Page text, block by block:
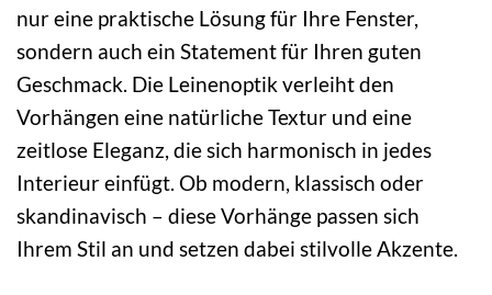
nur eine praktische Lösung für Ihre Fenster,
sondern auch ein Statement für Ihren guten
Geschmack. Die Leinenoptik verleiht den
Vorhängen eine natürliche Textur und eine
zeitlose Eleganz, die sich harmonisch in jedes
Interieur einfügt. Ob modern, klassisch oder
skandinavisch – diese Vorhänge passen sich
Ihrem Stil an und setzen dabei stilvolle Akzente.